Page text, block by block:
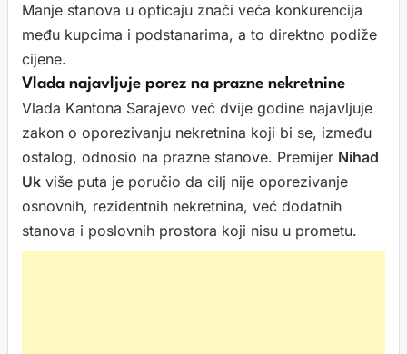
Manje stanova u opticaju znači veća konkurencija
među kupcima i podstanarima, a to direktno podiže
cijene.
Vlada najavljuje porez na prazne nekretnine
Vlada Kantona Sarajevo već dvije godine najavljuje
zakon o oporezivanju nekretnina koji bi se, između
ostalog, odnosio na prazne stanove. Premijer Nihad
Uk više puta je poručio da cilj nije oporezivanje
osnovnih, rezidentnih nekretnina, već dodatnih
stanova i poslovnih prostora koji nisu u prometu.